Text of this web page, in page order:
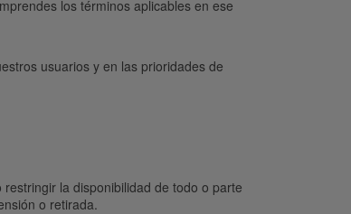
los términos aplicables en ese
usuarios y en las prioridades de
la disponibilidad de todo o parte
o retirada.